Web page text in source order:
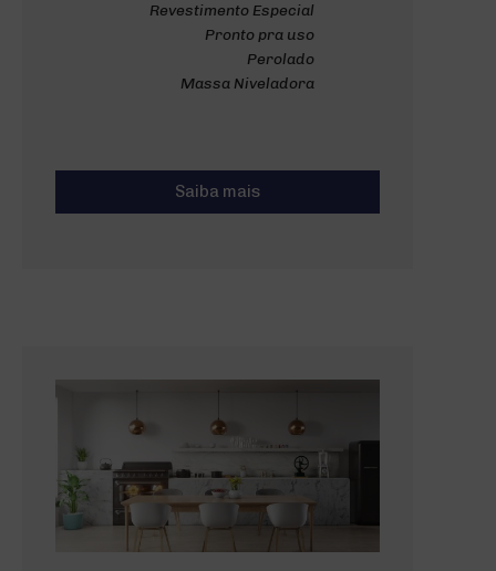
Revestimento Especial
Pronto pra uso
Perolado
Massa Niveladora
Saiba mais